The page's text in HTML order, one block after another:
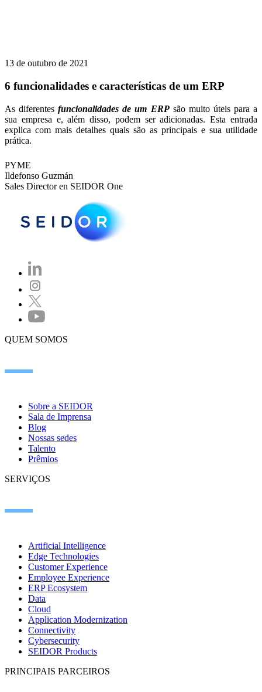
13 de outubro de 2021
6 funcionalidades e características de um ERP
As diferentesfuncionalidades de um ERPsão muito úteis para a
sua empresa e, além disso, podem ser adicionadas. Esta entrada
explica com mais detalhes quais são as principais e sua utilidade
prática.
PYME
Ildefonso Guzmán
Sales Director en SEIDOR One
QUEM SOMOS
Sobre a SEIDOR
Sala de Imprensa
Blog
Nossas sedes
Talento
Prêmios
SERVIÇOS
Artificial Intelligence
Edge Technologies
Customer Experience
Employee Experience
ERP Ecosystem
Data
Cloud
Application Modernization
Connectivity
Cybersecurity
SEIDOR Products
PRINCIPAIS PARCEIROS